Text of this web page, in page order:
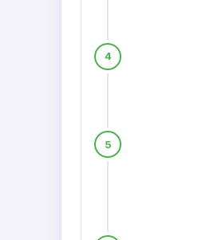
4
5